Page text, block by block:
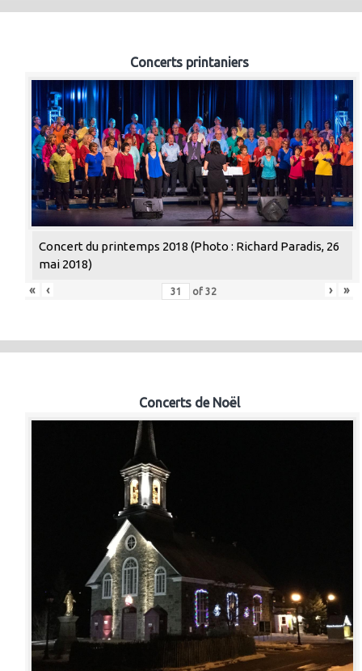
Concerts printaniers
Concert du printemps 2018 (Photo : Richard Paradis, 26
mai 2018)
«
‹ of 32 › »
Concerts de Noël